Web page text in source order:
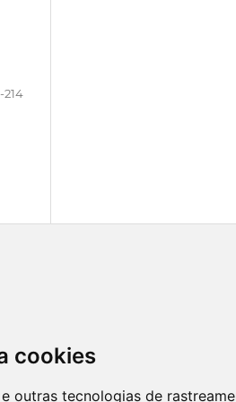
cookies
outras tecnologias de
214